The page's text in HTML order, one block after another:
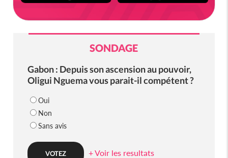
SONDAGE
Gabon : Depuis son ascension au pouvoir,
Oligui Nguema vous parait-il compétent ?
Oui
Non
Sans avis
+ Voir les resultats